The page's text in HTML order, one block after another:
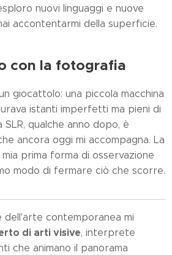
nuovi linguaggi e nuove
accontentarmi della superficie.
con la fotografia
giocattolo: una piccola macchina
istanti imperfetti ma pieni di
SLR, qualche anno dopo, è
ancora oggi mi accompagna. La
prima forma di osservazione
modo di fermare ciò che scorre.
contemporanea mi
di arti visive, interprete
che animano il panorama